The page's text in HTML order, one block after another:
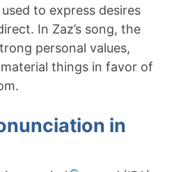
to express desires
In Zaz’s song, the
personal values,
things in favor of
in